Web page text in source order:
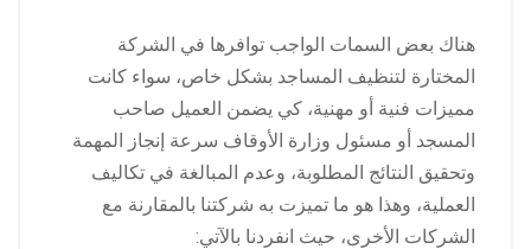
هناك بعض السمات الواجب توافرها في الشركة
المختارة لتنظيف المساجد بشكل خاص، سواء كانت
مميزات فنية أو مهنية، كي يضمن العميل صاحب
المسجد أو مسئول وزارة الأوقاف سرعة إنجاز المهمة
وتحقيق النتائج المطلوبة، وعدم المبالغة في تكاليف
العملية، وهذا هو ما تميزت به شركتنا بالمقارنة مع
الشركات الأخرى، حيث انفردنا بالآتي: